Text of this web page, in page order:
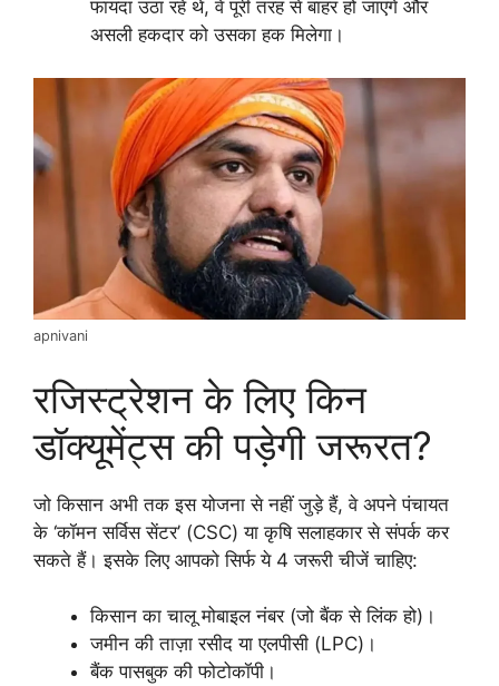
फायदा उठा रहे थे, वे पूरी तरह से बाहर हो जाएंगे और
असली हकदार को उसका हक मिलेगा।
apnivani
रजिस्ट्रेशन के लिए किन
डॉक्यूमेंट्स की पड़ेगी जरूरत?
जो किसान अभी तक इस योजना से नहीं जुड़े हैं, वे अपने पंचायत
के ‘कॉमन सर्विस सेंटर’ (CSC) या कृषि सलाहकार से संपर्क कर
सकते हैं। इसके लिए आपको सिर्फ ये 4 जरूरी चीजें चाहिए:
किसान का चालू मोबाइल नंबर (जो बैंक से लिंक हो)।
जमीन की ताज़ा रसीद या एलपीसी (LPC)।
बैंक पासबुक की फोटोकॉपी।